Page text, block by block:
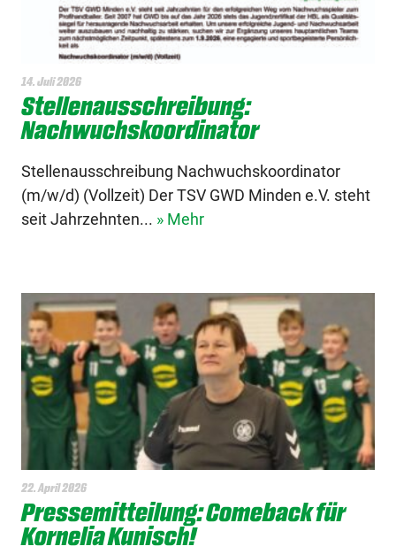
14. Juli 2026
Stellenausschreibung:
Nachwuchskoordinator
Stellenausschreibung Nachwuchskoordinator
(m/w/d) (Vollzeit) Der TSV GWD Minden e.V. steht
seit Jahrzehnten... » Mehr
22. April 2026
Pressemitteilung: Comeback für
Kornelia Kunisch!